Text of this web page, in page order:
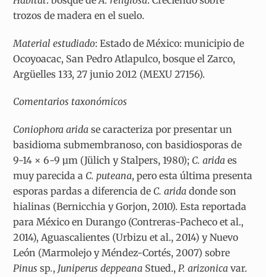
trozos de madera en el suelo.
Material estudiado: Estado de México: municipio de
Ocoyoacac, San Pedro Atlapulco, bosque el Zarco,
Argüelles 133, 27 junio 2012 (MEXU 27156).
Comentarios taxonómicos
Coniophora arida se caracteriza por presentar un
basidioma submembranoso, con basidiosporas de
9-14 × 6-9 µm (Jülich y Stalpers, 1980); C. arida es
muy parecida a C. puteana, pero esta última presenta
esporas pardas a diferencia de C. arida donde son
hialinas (Bernicchia y Gorjon, 2010). Esta reportada
para México en Durango (Contreras-Pacheco et al.,
2014), Aguascalientes (Urbizu et al., 2014) y Nuevo
León (Marmolejo y Méndez-Cortés, 2007) sobre
Pinussp., Juniperus deppeana Stued.,P. arizonica var.